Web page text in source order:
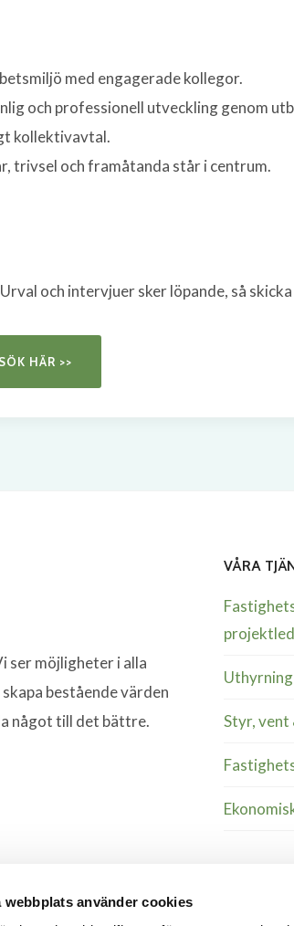
webbplats använder cookies
med engagerade kollegor.
och professionell utveckling genom
kollektivavtal.
trivsel och framåtanda står i centrum.
och intervjuer sker löpande, så
HÄR >>
ser möjligheter i alla
bestående värden
något till det bättre.
VÅRA
Uthyrning
Styr, vent